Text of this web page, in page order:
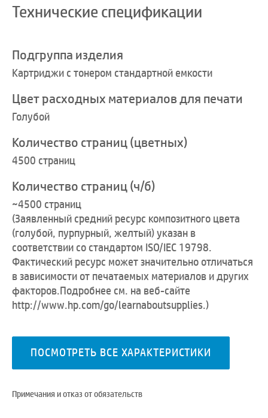
Технические спецификации
Подгруппа изделия
Картриджи с тонером стандартной емкости
Цвет расходных материалов для печати
Голубой
Количество страниц (цветных)
4500 страниц
Количество страниц (ч/б)
~4500 страниц
(Заявленный средний ресурс композитного цвета
(голубой, пурпурный, желтый) указан в
соответствии со стандартом ISO/IEC 19798.
Фактический ресурс может значительно отличаться
в зависимости от печатаемых материалов и других
факторов.Подробнее см. на веб-сайте
http://www.hp.com/go/learnaboutsupplies.)
ПОСМОТРЕТЬ ВСЕ ХАРАКТЕРИСТИКИ
Примечания и отказ от обязательств